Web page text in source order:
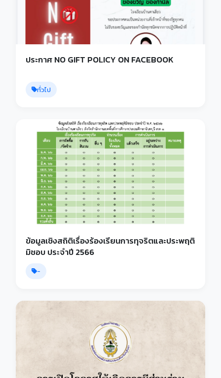
ประกาศ NO GIFT POLICY ON FACEBOOK
ทั่วไป
ข้อมูลเชิงสถิติเรื่องร้องเรียนการทุจริตและประพฤติ
มิชอบ ประจำปี 2566
-